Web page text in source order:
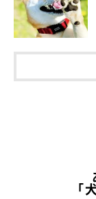
は、震えや浅くて
パターンで通じる
呼吸に変化が現れ
ん。ちなみに愛
は思いっきりリ
い。あなたの愛「